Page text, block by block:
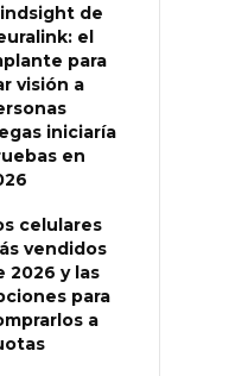
de
el
para
visión a
iniciaría
en
celulares
vendidos
2026 y las
para
a